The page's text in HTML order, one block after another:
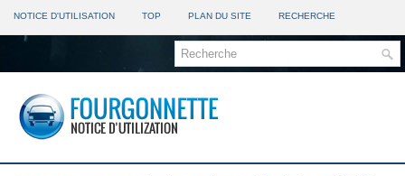
NOTICE D'UTILISATION TOP PLAN DU SITE RECHERCHE